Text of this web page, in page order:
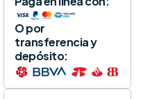
O por
transferencia y
depósito: